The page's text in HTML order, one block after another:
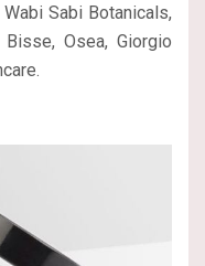
Sabi Botanicals,
Osea, Giorgio